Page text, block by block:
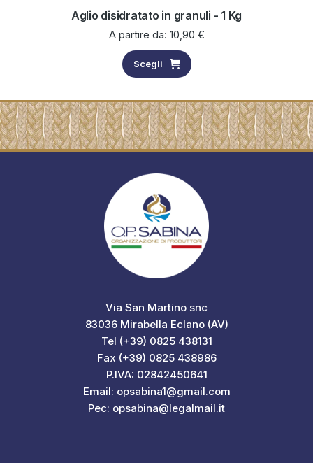
Aglio disidratato in granuli - 1 Kg
A partire da: 10,90 €
Scegli
Via San Martino snc
83036 Mirabella Eclano (AV)
Tel (+39) 0825 438131
Fax (+39) 0825 438986
P.IVA: 02842450641
Email: opsabina1@gmail.com
Pec: opsabina@legalmail.it